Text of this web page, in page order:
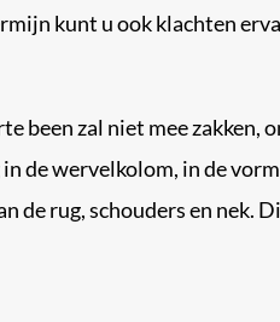
kunt u ook klachten
been zal niet mee
wervelkolom, in de vorm
de rug, schouders en